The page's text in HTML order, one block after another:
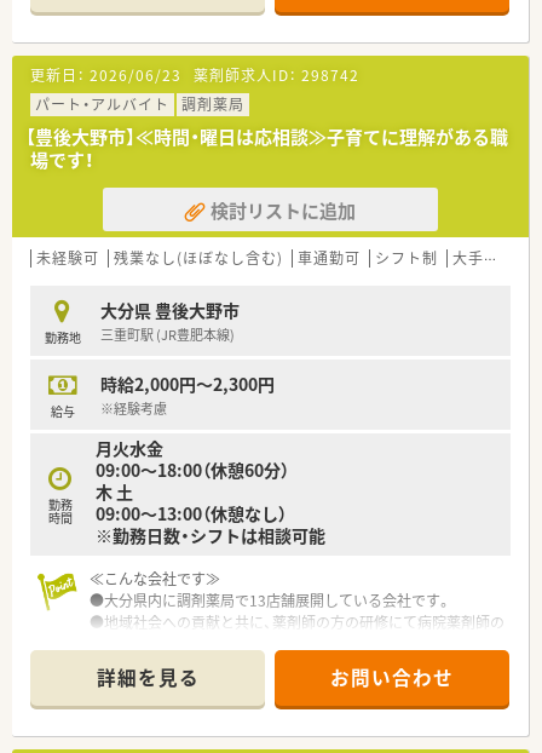
【募集背景と求める人物像について】
■今回は組織体制の強化を見据えた欠員補充のため、地域医療に
貢献したい方を募集します。
■患者様一人ひとりに寄り添いながら、温かいコミュニケーショ
ンを大切にできる方を歓迎します。
■チームの一員として周囲と協調し、専門性を高めたいという向
上心をお持ちの方を求めます。
【求人情報について】
■これまでのご経験やスキルを十分に考慮し、年収600万円から
800万円を提示します。
■手厚い住宅手当や退職金制度に加え、産休育休の取得実績も豊
■日曜と祝日に加え、シフト制で休日が設定されており、プライ
ベートの時間も確保できます。
■一人薬剤師の時間帯でも安全に業務を行えるよう、調剤過誤防
止システムを導入しています。
的な学習を支援します。
■薬局事業のみならず介護事業も展開しており、地域包括ケアの
一翼を担うことができます。
■Iターン・Uターン歓迎！遠方からの方は転居費用補助が上限20
万円ございます。
更新日： 2026/06/23 薬剤師求人ID： 298742
パート・アルバイト
調剤薬局
【豊後大野市】≪時間・曜日は応相談≫子育てに理解がある職
場です！
検討リストに追加
未経験可 残業なし(ほぼなし含む) 車通勤可 シフト制 大手チェーン以外
勤務地
大分県 豊後大野市
三重町駅 (JR豊肥本線)
給与
時給2,000円～2,300円
※経験考慮
勤務
時間
月火水金
09:00～18:00（休憩60分）
木 土
09:00～13:00（休憩なし）
※勤務日数・シフトは相談可能
≪こんな会社です≫
●大分県内に調剤薬局で13店舗展開している会社です。
●地域社会への貢献と共に、薬剤師の方の研修にて病院薬剤師の
●新人教育研修、外部講師の勉強会、学会、各種研修会への参加
なども積極的に行っています。
詳細を見る お問い合わせ